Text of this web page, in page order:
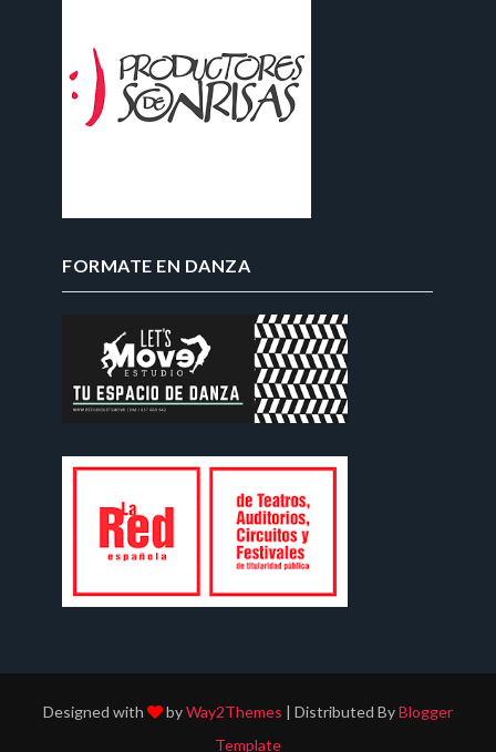
FORMATE EN DANZA
Designed with byWay2Themes | Distributed ByBlogger
Template